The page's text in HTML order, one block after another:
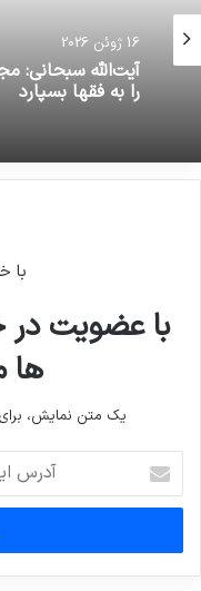
16 ژوئن 2026
آیت‌الله سبحانی:
را به فقها بسپارد
با
با عضویت در
ها
یک متن نمایش،
ایمیل
خود
وارد
کنید